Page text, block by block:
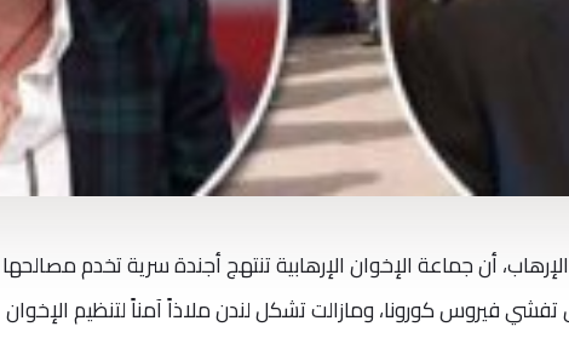
أن جماعة الإخوان الإرهابية تنتهج أجندة سرية تخدم مصالحها
تفشي فيروس كورونا، ومازالت تشكل لندن ملاذاً آمناً لتنظيم الإخوان